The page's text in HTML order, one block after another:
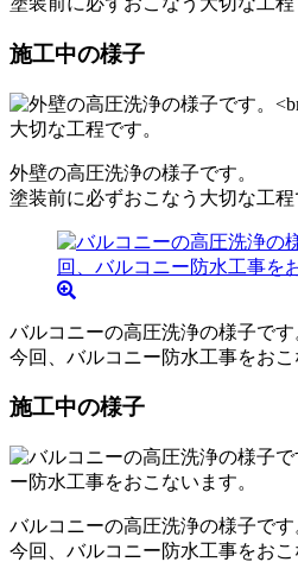
施工中の様子
外壁の高圧洗浄の様子です。
塗装前に必ずおこなう大切な工程
バルコニーの高圧洗浄の様子です
今回、バルコニー防水工事をおこ
施工中の様子
バルコニーの高圧洗浄の様子です
今回、バルコニー防水工事をおこ